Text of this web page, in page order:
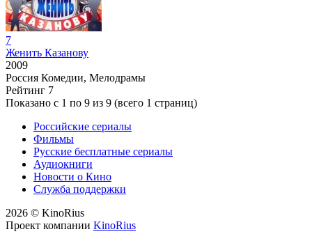
7
Женить Казанову
2009
Россия Комедии, Мелодрамы
Рейтинг 7
Показано с 1 по 9 из 9 (всего 1 страниц)
Российские сериалы
Фильмы
Русские бесплатные сериалы
Аудиокниги
Новости о Кино
Служба поддержки
2026 © KinoRius
Проект компании KinoRius